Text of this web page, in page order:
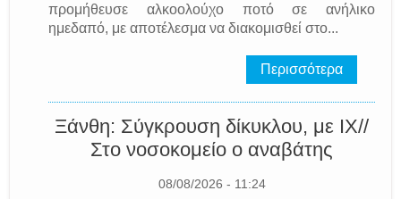
προμήθευσε αλκοολούχο ποτό σε ανήλικο
ημεδαπό, με αποτέλεσμα να διακομισθεί στο...
Περισσότερα
Ξάνθη: Σύγκρουση δίκυκλου, με ΙΧ//
Στο νοσοκομείο ο αναβάτης
08/08/2026 - 11:24